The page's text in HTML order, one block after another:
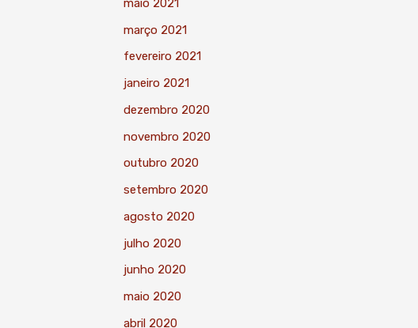
maio 2021
março 2021
fevereiro 2021
janeiro 2021
dezembro 2020
novembro 2020
outubro 2020
setembro 2020
agosto 2020
julho 2020
junho 2020
maio 2020
abril 2020